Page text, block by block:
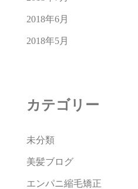
2018年6月
2018年5月
カテゴリー
未分類
美髪ブログ
エンパニ縮毛矯正